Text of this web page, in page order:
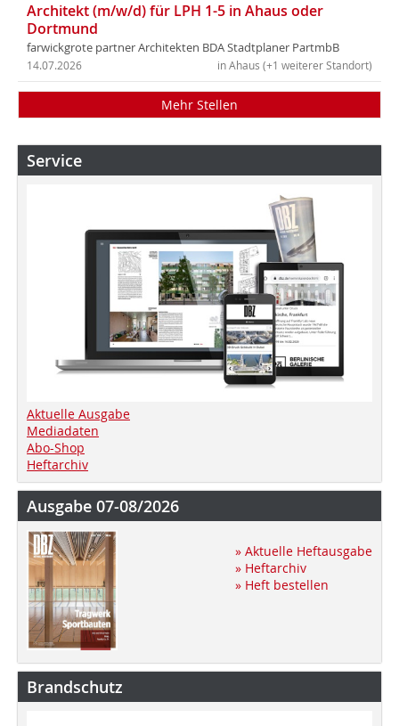
Architekt (m/w/d) für LPH 1-5 in Ahaus oder
Dortmund
farwickgrote partner Architekten BDA Stadtplaner PartmbB
in Ahaus (+1 weiterer Standort)
14.07.2026
Mehr Stellen
Service
Aktuelle Ausgabe
Mediadaten
Abo-Shop
Heftarchiv
Ausgabe 07-08/2026
» Aktuelle Heftausgabe
» Heftarchiv
» Heft bestellen
Brandschutz